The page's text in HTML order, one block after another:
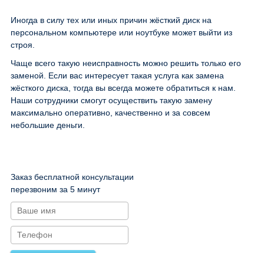
Иногда в силу тех или иных причин жёсткий диск на
персональном компьютере или ноутбуке может выйти из
строя.
Чаще всего такую неисправность можно решить только его
заменой. Если вас интересует такая услуга как замена
жёсткого диска, тогда вы всегда можете обратиться к нам.
Наши сотрудники смогут осуществить такую замену
максимально оперативно, качественно и за совсем
небольшие деньги.
Заказ бесплатной консультации
перезвоним за 5 минут